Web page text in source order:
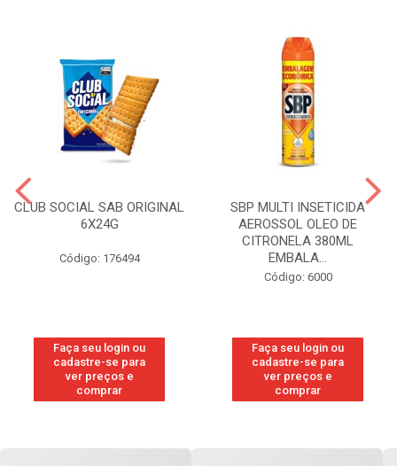
CLUB SOCIAL SAB ORIGINAL
6X24G
Código: 176494
Faça seu login ou
cadastre-se para
ver preços e
comprar
SBP MULTI INSETICIDA
AEROSSOL OLEO DE
CITRONELA 380ML
EMBALA...
Código: 6000
Faça seu login ou
cadastre-se para
ver preços e
comprar